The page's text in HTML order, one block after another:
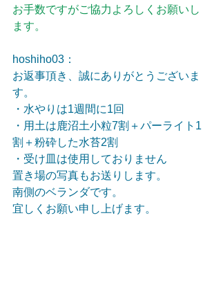
お手数ですがご協力よろしくお願いし
ます。
hoshiho03：
お返事頂き、誠にありがとうございま
す。
・水やりは1週間に1回
・用土は鹿沼土小粒7割＋パーライト1
割＋粉砕した水苔2割
・受け皿は使用しておりません
置き場の写真もお送りします。
南側のベランダです。
宜しくお願い申し上げます。